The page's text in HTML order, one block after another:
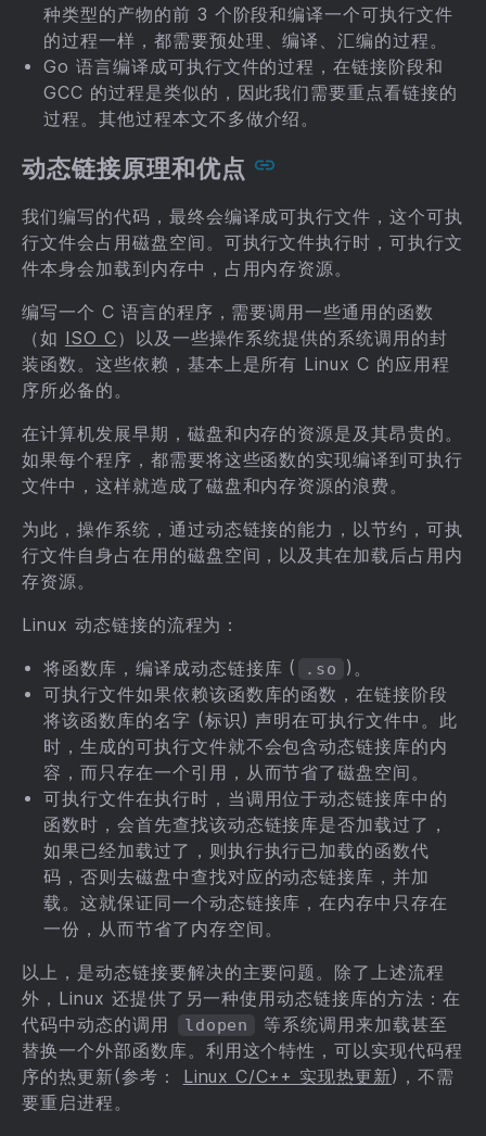
种类型的产物的前 3 个阶段和编译一个可执行文件
的过程一样，都需要预处理、编译、汇编的过程。
Go 语言编译成可执行文件的过程，在链接阶段和
GCC 的过程是类似的，因此我们需要重点看链接的
过程。其他过程本文不多做介绍。
动态链接原理和优点
我们编写的代码，最终会编译成可执行文件，这个可执
行文件会占用磁盘空间。可执行文件执行时，可执行文
件本身会加载到内存中，占用内存资源。
编写一个 C 语言的程序，需要调用一些通用的函数
（如 ISO C）以及一些操作系统提供的系统调用的封
装函数。这些依赖，基本上是所有 Linux C 的应用程
序所必备的。
在计算机发展早期，磁盘和内存的资源是及其昂贵的。
如果每个程序，都需要将这些函数的实现编译到可执行
文件中，这样就造成了磁盘和内存资源的浪费。
为此，操作系统，通过动态链接的能力，以节约，可执
行文件自身占在用的磁盘空间，以及其在加载后占用内
存资源。
Linux 动态链接的流程为：
将函数库，编译成动态链接库 ( .so
)。
可执行文件如果依赖该函数库的函数，在链接阶段
将该函数库的名字 (标识) 声明在可执行文件中。此
时，生成的可执行文件就不会包含动态链接库的内
容，而只存在一个引用，从而节省了磁盘空间。
可执行文件在执行时，当调用位于动态链接库中的
函数时，会首先查找该动态链接库是否加载过了，
如果已经加载过了，则执行执行已加载的函数代
码，否则去磁盘中查找对应的动态链接库，并加
载。这就保证同一个动态链接库，在内存中只存在
一份，从而节省了内存空间。
以上，是动态链接要解决的主要问题。除了上述流程
外，Linux 还提供了另一种使用动态链接库的方法：在
代码中动态的调用
ldopen
等系统调用来加载甚至
替换一个外部函数库。利用这个特性，可以实现代码程
序的热更新(参考： Linux C/C++ 实现热更新)，不需
要重启进程。